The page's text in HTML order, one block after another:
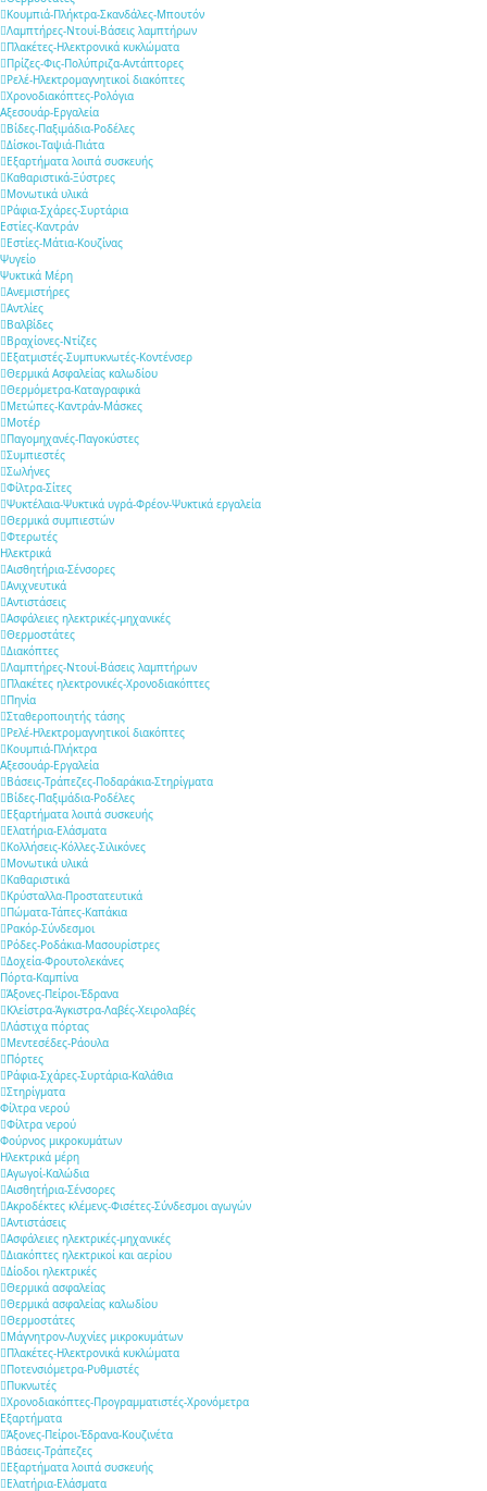
Κουμπιά-Πλήκτρα-Σκανδάλες-Μπουτόν
Λαμπτήρες-Ντουί-Βάσεις λαμπτήρων
Πλακέτες-Ηλεκτρονικά κυκλώματα
Πρίζες-Φις-Πολύπριζα-Αντάπτορες
Ρελέ-Ηλεκτρομαγνητικοί διακόπτες
Χρονοδιακόπτες-Ρολόγια
Αξεσουάρ-Εργαλεία
Βίδες-Παξιμάδια-Ροδέλες
Δίσκοι-Ταψιά-Πιάτα
Εξαρτήματα λοιπά συσκευής
Καθαριστικά-Ξύστρες
Μονωτικά υλικά
Ράφια-Σχάρες-Συρτάρια
Εστίες-Καντράν
Εστίες-Μάτια-Κουζίνας
Ψυγείο
Ψυκτικά Μέρη
Ανεμιστήρες
Αντλίες
Βαλβίδες
Βραχίονες-Ντίζες
Εξατμιστές-Συμπυκνωτές-Κοντένσερ
Θερμικά Ασφαλείας καλωδίου
Θερμόμετρα-Καταγραφικά
Μετώπες-Καντράν-Μάσκες
Μοτέρ
Παγομηχανές-Παγοκύστες
Συμπιεστές
Σωλήνες
Φίλτρα-Σίτες
Ψυκτέλαια-Ψυκτικά υγρά-Φρέον-Ψυκτικά εργαλεία
Θερμικά συμπιεστών
Φτερωτές
Ηλεκτρικά
Αισθητήρια-Σένσορες
Aνιχνευτικά
Αντιστάσεις
Ασφάλειες ηλεκτρικές-μηχανικές
Θερμοστάτες
Διακόπτες
Λαμπτήρες-Ντουί-Βάσεις λαμπτήρων
Πλακέτες ηλεκτρονικές-Χρονοδιακόπτες
Πηνία
Σταθεροποιητής τάσης
Ρελέ-Ηλεκτρομαγνητικοί διακόπτες
Κουμπιά-Πλήκτρα
Αξεσουάρ-Εργαλεία
Βάσεις-Τράπεζες-Ποδαράκια-Στηρίγματα
Βίδες-Παξιμάδια-Ροδέλες
Εξαρτήματα λοιπά συσκευής
Ελατήρια-Ελάσματα
Κολλήσεις-Κόλλες-Σιλικόνες
Μονωτικά υλικά
Καθαριστικά
Κρύσταλλα-Προστατευτικά
Πώματα-Τάπες-Καπάκια
Ρακόρ-Σύνδεσμοι
Ρόδες-Ροδάκια-Μασουρίστρες
Δοχεία-Φρουτολεκάνες
Πόρτα-Καμπίνα
Άξονες-Πείροι-Έδρανα
Κλείστρα-Άγκιστρα-Λαβές-Χειρολαβές
Λάστιχα πόρτας
Μεντεσέδες-Ράουλα
Πόρτες
Ράφια-Σχάρες-Συρτάρια-Καλάθια
Στηρίγματα
Φίλτρα νερού
Φίλτρα νερού
Φούρνος μικροκυμάτων
Ηλεκτρικά μέρη
Αγωγοί-Καλώδια
Αισθητήρια-Σένσορες
Ακροδέκτες κλέμενς-Φισέτες-Σύνδεσμοι αγωγών
Αντιστάσεις
Ασφάλειες ηλεκτρικές-μηχανικές
Διακόπτες ηλεκτρικοί και αερίου
Δίοδοι ηλεκτρικές
Θερμικά ασφαλείας
Θερμικά ασφαλείας καλωδίου
Θερμοστάτες
Μάγνητρον-Λυχνίες μικροκυμάτων
Πλακέτες-Ηλεκτρονικά κυκλώματα
Ποτενσιόμετρα-Ρυθμιστές
Πυκνωτές
Χρονοδιακόπτες-Προγραμματιστές-Χρονόμετρα
Εξαρτήματα
Άξονες-Πείροι-Έδρανα-Κουζινέτα
Βάσεις-Τράπεζες
Εξαρτήματα λοιπά συσκευής
Ελατήρια-Ελάσματα